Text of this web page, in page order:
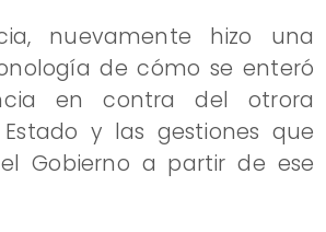
nuevamente hizo una
de cómo se enteró
en contra del otrora
y las gestiones que
Gobierno a partir de ese